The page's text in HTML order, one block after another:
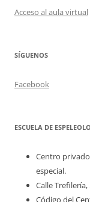
Acceso al aula virtual
SÍGUENOS
Facebook
ESCUELA DE
Centro
especial.
Calle
Código del